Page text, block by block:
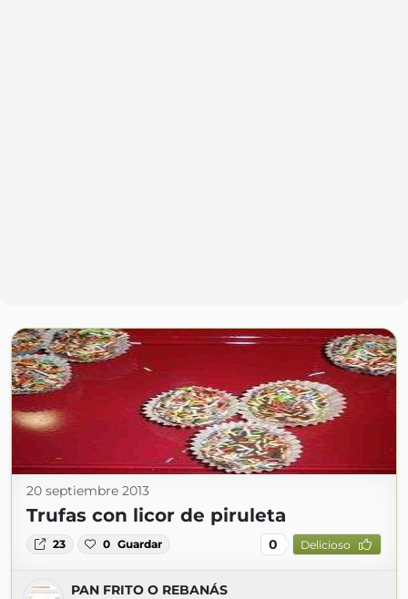
20 septiembre 2013
Trufas con licor de piruleta
23 0 Guardar 0 Delicioso
PAN FRITO O REBANÁS